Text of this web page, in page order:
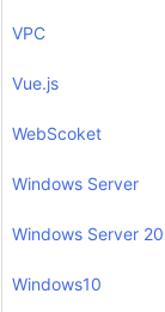
VPC
Vue.js
WebScoket
Windows Server
Windows Server
Windows10